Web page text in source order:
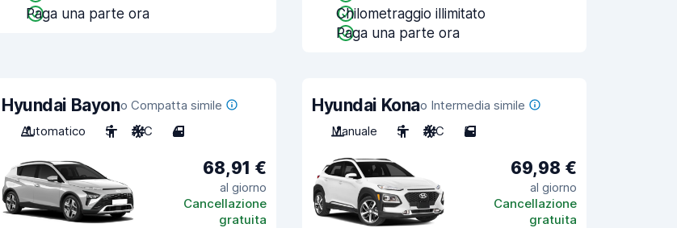
Paga una parte ora
Chilometraggio illimitato
Paga una parte ora
Hyundai Bayono Compatta simile
Automatico
5 A/C 4
68,91 €
al giorno
Cancellazione
gratuita
Hyundai Konao Intermedia simile
Manuale
5 A/C 5
69,98 €
al giorno
Cancellazione
gratuita